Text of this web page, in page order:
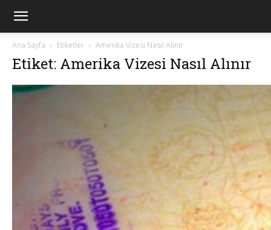
Ana Sayfa Etiketler Amerika Vizesi Nasıl Alınır
Etiket: Amerika Vizesi Nasıl Alınır